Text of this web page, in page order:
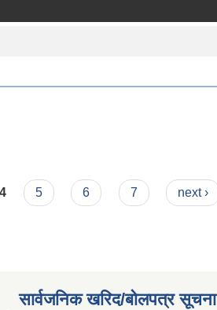
4 5 6 7 next ›
सार्वजनिक खरिद/बोलपत्र सूचना